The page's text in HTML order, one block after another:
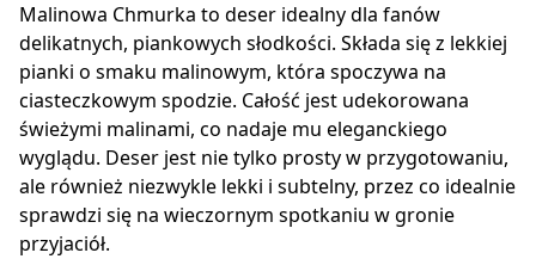
Malinowa Chmurka to deser idealny dla fanów
delikatnych, piankowych słodkości. Składa się z lekkiej
pianki o smaku malinowym, która spoczywa na
ciasteczkowym spodzie. Całość jest udekorowana
świeżymi malinami, co nadaje mu eleganckiego
wyglądu. Deser jest nie tylko prosty w przygotowaniu,
ale również niezwykle lekki i subtelny, przez co idealnie
sprawdzi się na wieczornym spotkaniu w gronie
przyjaciół.